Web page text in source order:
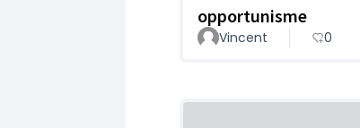
opportunisme
Vincent 0